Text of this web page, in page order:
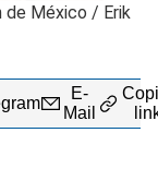
de México / Erik
E-
Mail